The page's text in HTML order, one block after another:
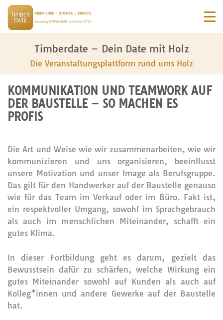
Timberdate – Dein Date mit Holz
Die Veranstaltungsplattform rund ums Holz
KOMMUNIKATION UND TEAMWORK AUF
DER BAUSTELLE – SO MACHEN ES
PROFIS
Die Art und Weise wie wir zusammenarbeiten, wie wir
kommunizieren und uns organisieren, beeinflusst
unsere Motivation und unser Image als Berufsgruppe.
Das gilt für den Handwerker auf der Baustelle genauso
wie für das Team im Verkauf oder im Büro. Fakt ist,
ein respektvoller Umgang, sowohl im Sprachgebrauch
als auch im menschlichen Miteinander, schafft ein
gutes Klima.
In dieser Fortbildung geht es darum, gezielt das
Bewusstsein dafür zu schärfen, welche Wirkung ein
gutes Miteinander sowohl auf Kunden als auch auf
Kolleg*innen und andere Gewerke auf der Baustelle
hat.